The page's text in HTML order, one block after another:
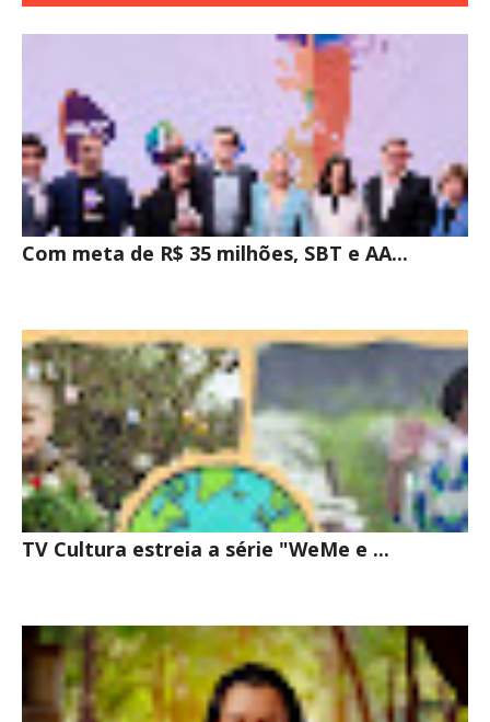
Com meta de R$ 35 milhões, SBT e AA...
TV Cultura estreia a série "WeMe e ...